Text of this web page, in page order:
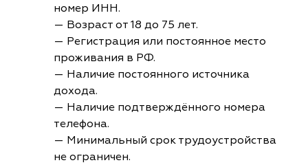
номер ИНН.
— Возраст от 18 до 75 лет.
— Регистрация или постоянное место
проживания в РФ.
— Наличие постоянного источника
дохода.
— Наличие подтверждённого номера
телефона.
— Минимальный срок трудоустройства
не ограничен.